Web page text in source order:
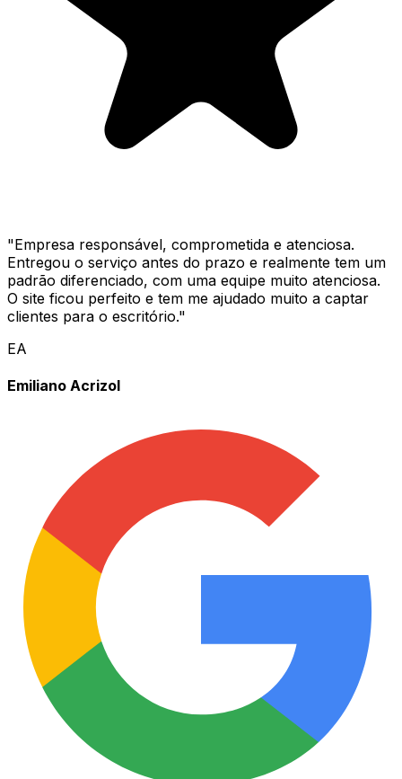
"Empresa responsável, comprometida e atenciosa.
Entregou o serviço antes do prazo e realmente tem um
padrão diferenciado, com uma equipe muito atenciosa.
O site ficou perfeito e tem me ajudado muito a captar
clientes para o escritório."
EA
Emiliano Acrizol